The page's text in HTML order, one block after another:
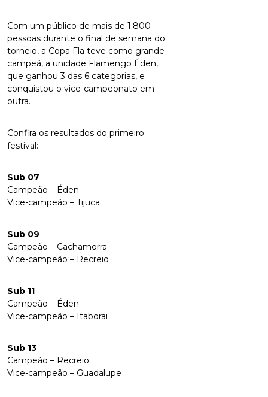
Com um público de mais de 1.800
pessoas durante o final de semana do
torneio, a Copa Fla teve como grande
campeã, a unidade Flamengo Éden,
que ganhou 3 das 6 categorias, e
conquistou o vice-campeonato em
outra.
Confira os resultados do primeiro
festival:
Sub 07
Campeão – Éden
Vice-campeão – Tijuca
Sub 09
Campeão – Cachamorra
Vice-campeão – Recreio
Sub 11
Campeão – Éden
Vice-campeão – Itaborai
Sub 13
Campeão – Recreio
Vice-campeão – Guadalupe